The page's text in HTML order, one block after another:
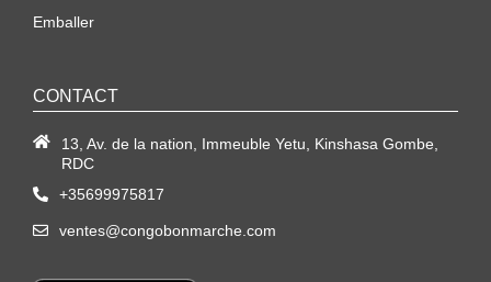
Emballer
CONTACT
13, Av. de la nation, Immeuble Yetu, Kinshasa Gombe,
RDC
+35699975817
ventes@congobonmarche.com